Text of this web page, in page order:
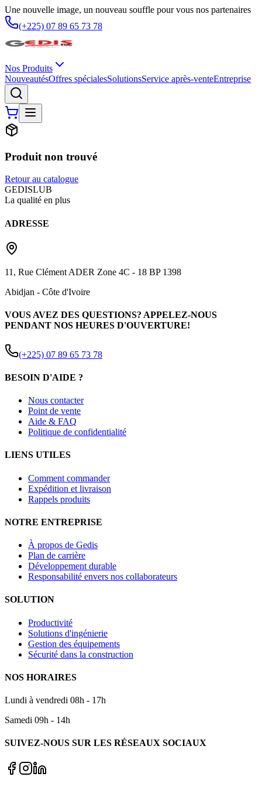
Une nouvelle image, un nouveau souffle pour vous nos partenaires
(+225) 07 89 65 73 78
Nos Produits
NouveautésOffres spécialesSolutionsService après-venteEntreprise
Produit non trouvé
Retour au catalogue
GEDISLUB
La qualité en plus
ADRESSE
11, Rue Clément ADER Zone 4C - 18 BP 1398
Abidjan - Côte d'Ivoire
VOUS AVEZ DES QUESTIONS? APPELEZ-NOUS
PENDANT NOS HEURES D'OUVERTURE!
(+225) 07 89 65 73 78
BESOIN D'AIDE ?
Nous contacter
Point de vente
Aide & FAQ
Politique de confidentialité
LIENS UTILES
Comment commander
Expédition et livraison
Rappels produits
NOTRE ENTREPRISE
À propos de Gedis
Plan de carrière
Développement durable
Responsabilité envers nos collaborateurs
SOLUTION
Productivité
Solutions d'ingénierie
Gestion des équipements
Sécurité dans la construction
NOS HORAIRES
Lundi à vendredi 08h - 17h
Samedi 09h - 14h
SUIVEZ-NOUS SUR LES RÉSEAUX SOCIAUX